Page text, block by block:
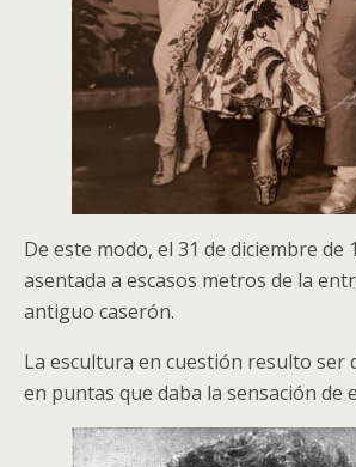
De este modo, el 31 de diciembre de
asentada a escasos metros de la
antiguo caserón.
La escultura en cuestión resulto ser
en puntas que daba la sensación de